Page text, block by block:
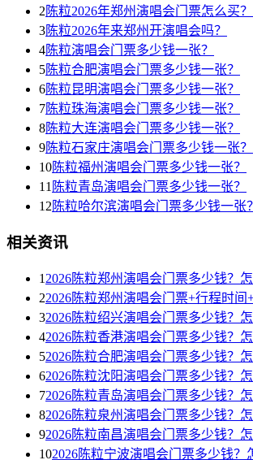
2 陈粒2026年郑州演唱会门票怎么买？
3陈粒2026年来郑州开演唱会吗？
4陈粒演唱会门票多少钱一张？
5陈粒合肥演唱会门票多少钱一张？
6陈粒昆明演唱会门票多少钱一张？
7陈粒珠海演唱会门票多少钱一张？
8陈粒大连演唱会门票多少钱一张？
9陈粒石家庄演唱会门票多少钱一张？
10陈粒福州演唱会门票多少钱一张？
11 陈粒青岛演唱会门票多少钱一张？
12 陈粒哈尔滨演唱会门票多少钱一张？
相关资讯
1 2026陈粒郑州演唱会门票多少钱？怎
22026陈粒郑州演唱会门票+行程时间
32026陈粒绍兴演唱会门票多少钱？怎
42026陈粒香港演唱会门票多少钱？怎
52026陈粒合肥演唱会门票多少钱？怎
62026陈粒沈阳演唱会门票多少钱？怎
72026陈粒青岛演唱会门票多少钱？怎
82026陈粒泉州演唱会门票多少钱？怎
92026陈粒南昌演唱会门票多少钱？怎
102026陈粒宁波演唱会门票多少钱？